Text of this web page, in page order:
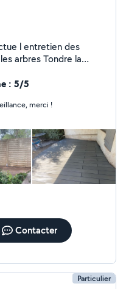
l entretien des
arbres Tondre la
intérieur et
pvc
: 5/5
merci !
Contacter
Particulier